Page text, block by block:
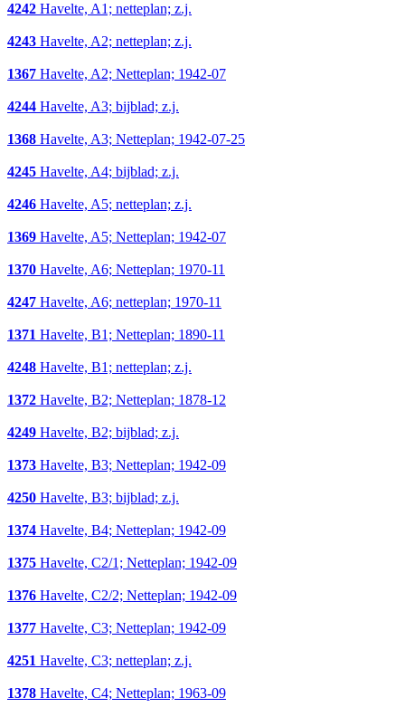
4242 Havelte, A1; netteplan; z.j.
4243 Havelte, A2; netteplan; z.j.
1367 Havelte, A2; Netteplan; 1942-07
4244 Havelte, A3; bijblad; z.j.
1368 Havelte, A3; Netteplan; 1942-07-25
4245 Havelte, A4; bijblad; z.j.
4246 Havelte, A5; netteplan; z.j.
1369 Havelte, A5; Netteplan; 1942-07
1370 Havelte, A6; Netteplan; 1970-11
4247 Havelte, A6; netteplan; 1970-11
1371 Havelte, B1; Netteplan; 1890-11
4248 Havelte, B1; netteplan; z.j.
1372 Havelte, B2; Netteplan; 1878-12
4249 Havelte, B2; bijblad; z.j.
1373 Havelte, B3; Netteplan; 1942-09
4250 Havelte, B3; bijblad; z.j.
1374 Havelte, B4; Netteplan; 1942-09
1375 Havelte, C2/1; Netteplan; 1942-09
1376 Havelte, C2/2; Netteplan; 1942-09
1377 Havelte, C3; Netteplan; 1942-09
4251 Havelte, C3; netteplan; z.j.
1378 Havelte, C4; Netteplan; 1963-09